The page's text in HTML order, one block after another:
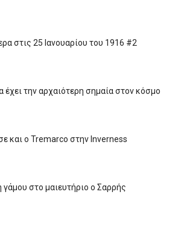
στις 25 Ιανουαρίου του 1916 #2
έχει την αρχαιότερη σημαία στον κόσμο
και ο Tremarco στην Inverness
γάμου στο μαιευτήριο ο Σαρρής